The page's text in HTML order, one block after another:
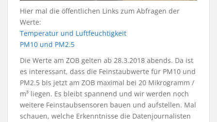
Hier mal die öffentlichen Links zum Abfragen der
Werte:
Temperatur und Luftfeuchtigkeit
PM10 und PM2.5
Die Werte am ZOB gelten ab 28.3.2018 abends. Da ist
es interessant, dass die Feinstaubwerte für PM10 und
PM2.5 bis jetzt am ZOB maximal bei 20 Mikrogramm /
m³ liegen. Es bleibt spannend und wir werden noch
weitere Feinstaubsensoren bauen und aufstellen. Mal
schauen, welche Erkenntnisse die Datenjournalisten